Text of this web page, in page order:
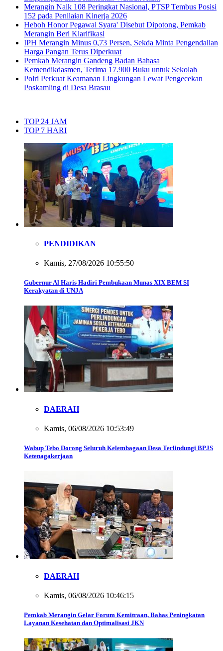
Merangin Naik 108 Peringkat Nasional, PTSP Tembus Posisi
152 pada Penilaian Kinerja 2026
Heboh Honor Pegawai Syara' Disebut Dipotong, Pemkab
Merangin Beri Klarifikasi
IPH Merangin Minus 0,73 Persen, Sekda Minta Pengendalian
Harga Pangan Terus Diperkuat
Pemkab Merangin Gandeng Badan Bahasa
Kemendikdasmen, Terima 17.900 Buku untuk Sekolah
Polri Perkuat Keamanan Lingkungan Lewat Pengecekan
Poskamling di Desa Brasau
TOP 24 JAM
TOP 7 HARI
PENDIDIKAN
Kamis, 27/08/2026 10:55:50
Gubernur Al Haris Hadiri Pembukaan Munas XIX BEM SI
Kerakyatan di UNJA
DAERAH
Kamis, 06/08/2026 10:53:49
Wabup Tebo Dorong Seluruh Kelembagaan Desa Terlindungi BPJS
Ketenagakerjaan
DAERAH
Kamis, 06/08/2026 10:46:15
Pemkab Merangin Gelar Forum Kemitraan, Bahas Peningkatan
Layanan Kesehatan dan Optimalisasi JKN